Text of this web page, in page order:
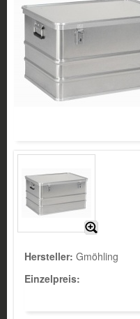
Hersteller: Gmöhling
Einzelpreis: